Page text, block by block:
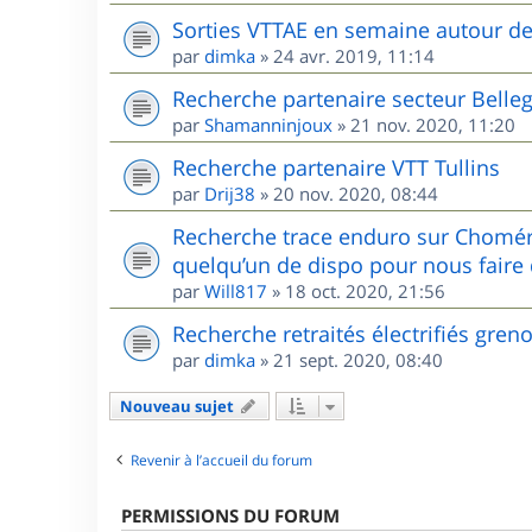
Sorties VTTAE en semaine autour
par dimka » 24 avr. 2019, 11:14
Recherche partenaire secteur
par Shamanninjoux » 21 nov. 2020, 11:20
Recherche partenaire VTT Tullins
par Drij38 » 20 nov. 2020, 08:44
Recherche trace enduro sur
quelqu’un de dispo pour nous
par Will817 » 18 oct. 2020, 21:56
Recherche retraités électrifiés
par dimka » 21 sept. 2020, 08:40
Nouveau sujet
Revenir à l’accueil du forum
PERMISSIONS DU FORUM